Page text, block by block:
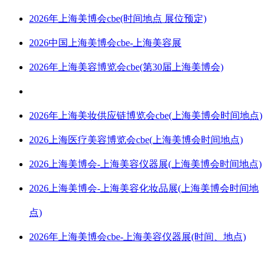
2026年上海美博会cbe(时间地点 展位预定)
2026中国上海美博会cbe-上海美容展
2026年上海美容博览会cbe(第30届上海美博会)
2026年上海美妆供应链博览会cbe(上海美博会时间地点)
2026上海医疗美容博览会cbe(上海美博会时间地点)
2026上海美博会-上海美容仪器展(上海美博会时间地点)
2026上海美博会-上海美容化妆品展(上海美博会时间地
点)
2026年上海美博会cbe-上海美容仪器展(时间、地点)